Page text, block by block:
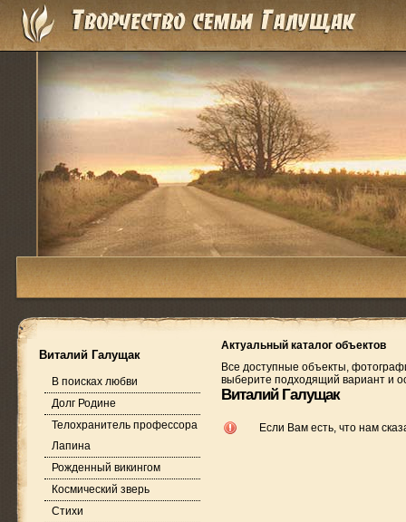
Виталий Галущак
В поисках любви
Долг Родине
Телохранитель профессора
Лапина
Рожденный викингом
Космический зверь
Стихи
Актуальный каталог объектов
Все доступные объекты,
выберите подходящий вариант и
Виталий Галущак
Если Вам есть, что нам